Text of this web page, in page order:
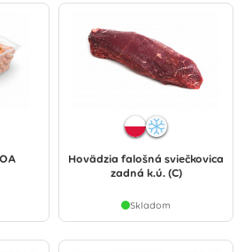
Hovädzia falošná sviečkovica
zadná k.ú. (C)
Skladom